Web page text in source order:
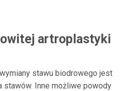
artroplastyki
stawu biodrowego jest
stawów. Inne możliwe powody